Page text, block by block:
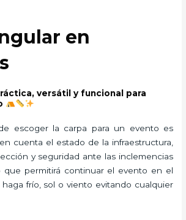
en
versátil y funcional para
escoger la carpa para un evento es
cuenta el estado de la infraestructura,
y seguridad ante las inclemencias
que permitirá continuar el evento en el
haga frío, sol o viento evitando cualquier